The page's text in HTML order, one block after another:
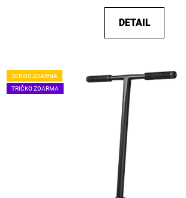
DETAIL
SERVIS ZDARMA
TRIČKO ZDARMA